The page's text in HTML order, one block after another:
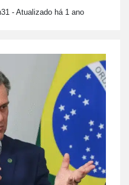
- Atualizado há 1 ano